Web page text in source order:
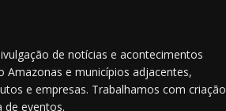
de notícias e acontecimentos
Amazonas e municípios adjacentes,
e empresas. Trabalhamos com criação
de eventos.